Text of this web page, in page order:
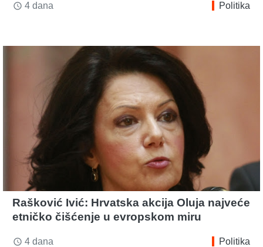
access_time 4 dana Politika
Rašković Ivić: Hrvatska akcija Oluja najveće
etničko čišćenje u evropskom miru
access_time 4 dana Politika